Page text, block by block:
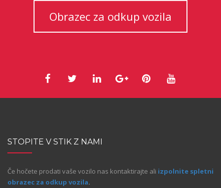
Obrazec za odkup vozila
STOPITE V STIK Z NAMI
Če hočete prodati vaše vozilo nas kontaktirajte ali izpolnite spletni
obrazec za odkup vozila.